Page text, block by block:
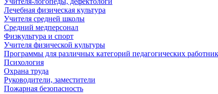
Лечебная физическая культура
Учителя средней школы
Средний медперсонал
Физкультура и спорт
Учителя физической культуры
Программы для различных категорий педагогических
Психология
Охрана труда
Руководители, заместители
Пожарная безопасность